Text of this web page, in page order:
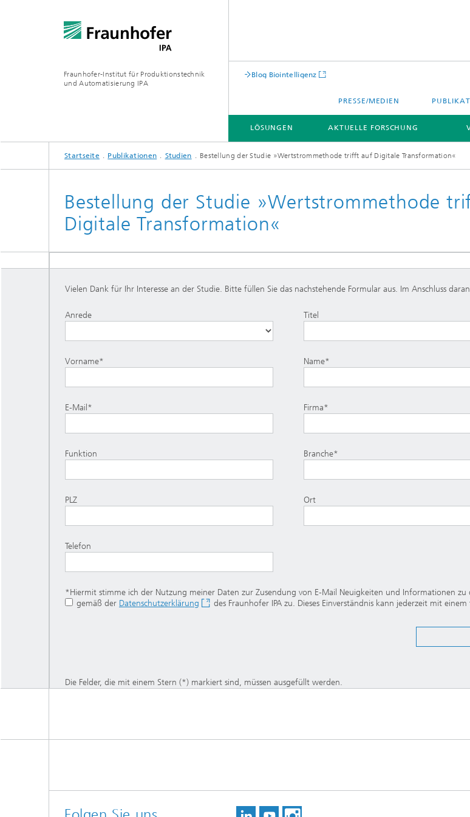
Fraunhofer-Institut für Produktionstechnik
und Automatisierung IPA
Blog Biointelligenz
PRESSE/MEDIEN
LÖSUNGEN AKTUELLE FORSCHUNG
Startseite Publikationen Studien Bestellung der Studie »Wertstrommethode trifft auf Digitale Transformation«
Bestellung der Studie »Wertstrommethode
Digitale Transformation«
Vielen Dank für Ihr Interesse an der Studie. Bitte füllen Sie das nachstehende Formular aus. Im Anschluss
Anrede Titel
Vorname* Name*
E-Mail* Firma*
Funktion Branche*
PLZ Ort
Telefon
*Hiermit stimme ich der Nutzung meiner Daten zur Zusendung von E-Mail Neuigkeiten und Informationen zu
gemäß der Datenschutzerklärung des Fraunhofer IPA zu. Dieses Einverständnis kann jederzeit mit
Die Felder, die mit einem Stern (*) markiert sind, müssen ausgefüllt werden.